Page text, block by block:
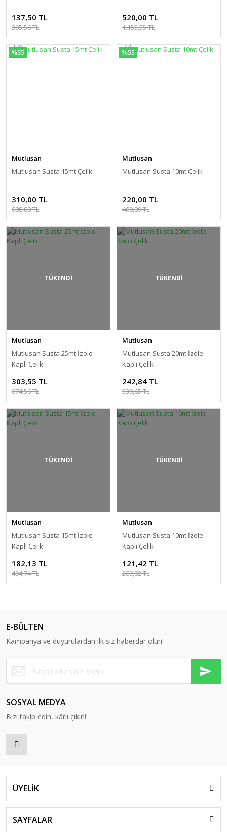
137,50 TL
305,56 TL
520,00 TL
1.155,55 TL
%55
Mutlusan
Mutlusan Susta 15mt Çelik
310,00 TL
688,88 TL
%55
Mutlusan
Mutlusan Susta 10mt Çelik
220,00 TL
488,89 TL
TÜKENDİ
Mutlusan
Mutlusan Susta 25mt İzole
Kaplı Çelik
303,55 TL
674,56 TL
TÜKENDİ
Mutlusan
Mutlusan Susta 20mt İzole
Kaplı Çelik
242,84 TL
539,65 TL
TÜKENDİ
Mutlusan
Mutlusan Susta 15mt İzole
Kaplı Çelik
182,13 TL
404,74 TL
TÜKENDİ
Mutlusan
Mutlusan Susta 10mt İzole
Kaplı Çelik
121,42 TL
269,82 TL
E-BÜLTEN
Kampanya ve duyurulardan ilk siz haberdar olun!
SOSYAL MEDYA
Bizi takip edin, kârlı çıkın!
ÜYELİK
SAYFALAR